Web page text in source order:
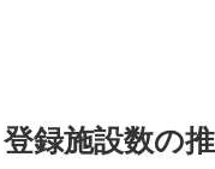
録施設数の